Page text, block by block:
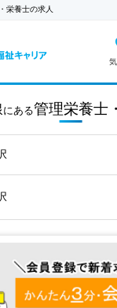
栄養士の求人
にある管理栄養士